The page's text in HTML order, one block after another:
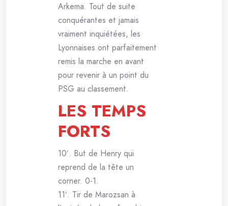
Arkema. Tout de suite
conquérantes et jamais
vraiment inquiétées, les
Lyonnaises ont parfaitement
remis la marche en avant
pour revenir à un point du
PSG au classement.
LES TEMPS
FORTS
10′. But de Henry qui
reprend de la tête un
corner. 0-1.
11′. Tir de Marozsan à